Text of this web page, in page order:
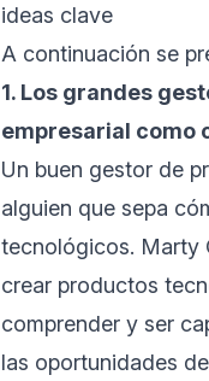
ideas clave
A continuación se
1. Los grandes
empresarial como
Un buen gestor de
alguien que sepa
tecnológicos. Marty
crear productos
comprender y ser
las oportunidades